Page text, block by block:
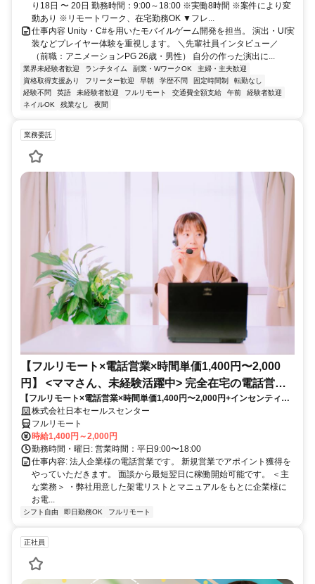
り18日 〜 20日 勤務時間：9:00～18:00 ※実働8時間 ※案件により変
動あり ※リモートワーク、在宅勤務OK ▼フレ...
仕事内容 Unity・C#を用いたモバイルゲーム開発を担当。 演出・UI実
装などプレイヤー体験を重視します。 ＼先輩社員インタビュー／
（前職：アニメーションPG 26歳・男性） 自分の作った演出に...
業界未経験者歓迎 ランチタイム 副業・WワークOK
主婦・主夫歓迎
資格取得支援あり
フリーター歓迎 早朝 学歴不問 固定時間制
転勤なし
経験不問
英語 未経験者歓迎 フルリモート 交通費全額支給 午前
経験者歓迎
ネイルOK
残業なし 夜間
業務委託
【フルリモート×電話営業×時間単価1,400円〜2,000
円】 <ママさん、未経験活躍中> 完全在宅の電話営業
で家庭と仕事の両立を実現
【フルリモート×電話営業×時間単価1,400円〜2,000円+インセンティブ
あり】 ＜ママさん、未経験活躍中＞ 完全在宅の電話営業で家庭と仕事の
両立を実現
株式会社日本セールスセンター
フルリモート
時給1,400円～2,000円
勤務時間・曜日: 営業時間：平日9:00〜18:00
仕事内容: 法人企業様の電話営業です。 新規営業でアポイント獲得を
やっていただきます。 面談から最短翌日に稼働開始可能です。 ＜主
な業務＞ ・弊社用意した架電リストとマニュアルをもとに企業様に
お電...
シフト自由 即日勤務OK フルリモート
正社員